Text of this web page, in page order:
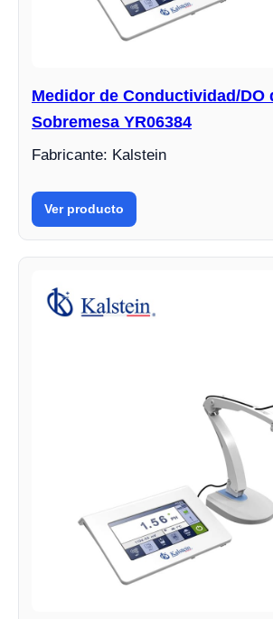
Medidor de Conductividad/DO
Sobremesa YR06384
Fabricante: Kalstein
Ver producto